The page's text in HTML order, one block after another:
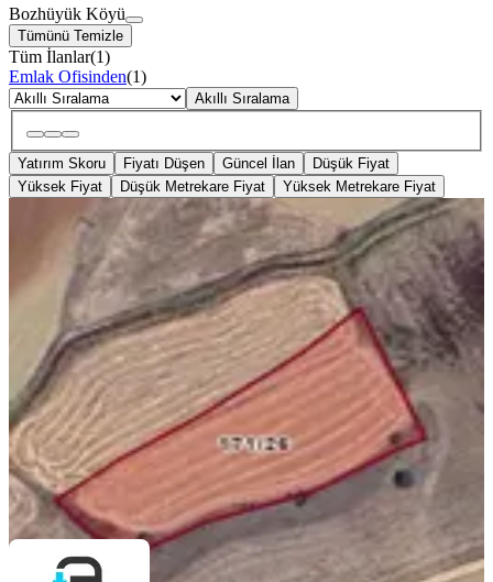
Bozhüyük Köyü
Tümünü Temizle
Tüm İlanlar(1)
Emlak Ofisinden(1)
Akıllı Sıralama
Yatırım Skoru Fiyatı Düşen Güncel İlan
Düşük Fiyat
Yüksek Fiyat
Düşük Metrekare Fiyat Yüksek Metrekare Fiyat
Turkuaz Emlaktan Satılık Tarla
İhsaniye, Bozhüyük Köyü
4500 m²·289/m² 01.07.2026
1.300.000 ₺
Turkuaz Premium Emlak ve GayrimenkulTurkuaz Premium Emlak
ve Gayrimenkul
Ara